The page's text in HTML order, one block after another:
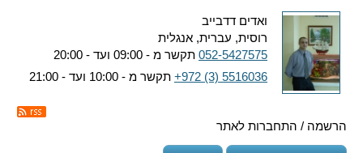
ואדים דדבייב
רוסית, עברית, אנגלית
052-5427575 תקשר מ - 09:00 ועד - 20:00
+972 (3) 5516036 תקשר מ - 10:00 ועד - 21:00
הרשמה / התחברות לאתר